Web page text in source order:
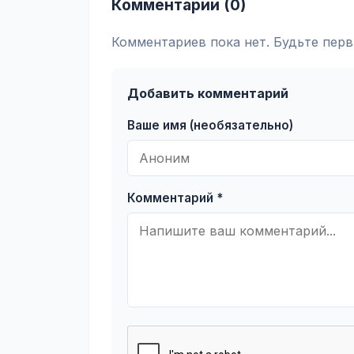
Комментарии (0)
Комментариев пока нет. Будьте
Добавить комментарий
Ваше имя (необязательно)
Комментарий *